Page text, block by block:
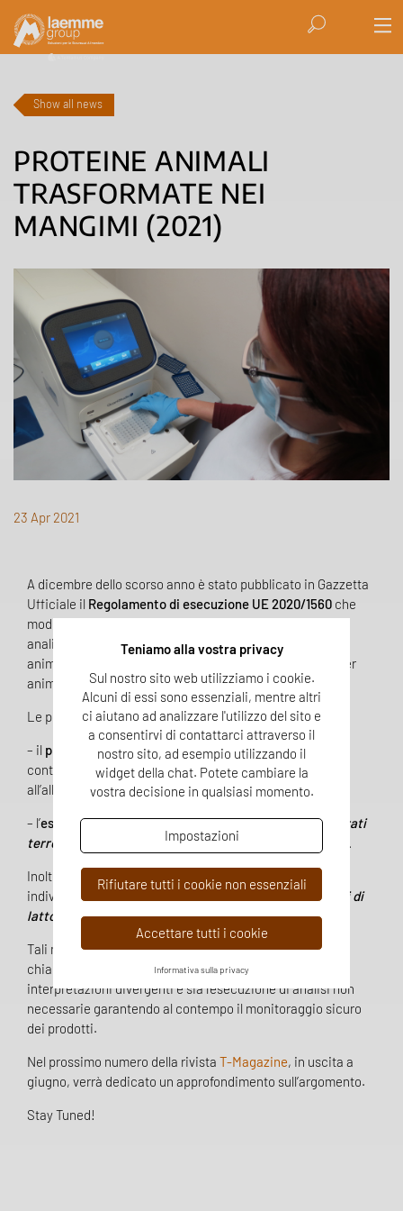
Show all news
PROTEINE ANIMALI
TRASFORMATE NEI
MANGIMI (2021)
23 Apr 2021
A dicembre dello scorso anno è stato pubblicato in Gazzetta
Ufficiale il Regolamento di esecuzione UE 2020/1560 che
modifica l’allegato VI del Reg. CE 152/2009 sui metodi di
analisi per la determinazione dei costituenti di origine
animale nell’ambito dei controlli ufficiali degli alimenti per
animali.
Le principali novità riguardano:
– il protocollo operativo che deve essere seguito per
controllare l’applicazione dei divieti di cui all’articolo 7 e
all’allegato IV del regolamento (CE) n. 999/2001 e
– l’espressione dei risultatiche pone il focus suivertebrati
terrestri
e non più genericamente sugli animali terrestri.
Inoltre esplicita tra i costituenti di origine animale
individuabili al microscopio i
cristalli di
lattosio.
Tali modifiche si sono rese necessarie per garantire
chiarezza e certezza di diritto e per evitare sia
interpretazioni divergenti e sia l’esecuzione di analisi non
necessarie garantendo al contempo il monitoraggio sicuro
dei prodotti.
Nel prossimo numero della rivista T-Magazine, in uscita a
giugno, verrà dedicato un approfondimento sull’argomento.
Stay Tuned!
Teniamo alla vostra privacy
Sul nostro sito web utilizziamo i cookie.
Alcuni di essi sono essenziali, mentre altri
ci aiutano ad analizzare l'utilizzo del sito e
a consentirvi di contattarci attraverso il
nostro sito, ad esempio utilizzando il
widget della chat. Potete cambiare la
vostra decisione in qualsiasi momento.
Impostazioni
Rifiutare tutti i cookie non essenziali
Accettare tutti i cookie
Informativa sulla privacy